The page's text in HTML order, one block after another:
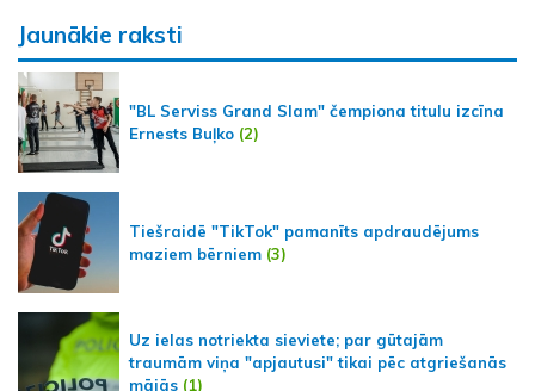
Jaunākie raksti
"BL Serviss Grand Slam" čempiona titulu izcīna
Ernests Buļko (2)
Tiešraidē "TikTok" pamanīts apdraudējums
maziem bērniem (3)
Uz ielas notriekta sieviete; par gūtajām
traumām viņa "apjautusi" tikai pēc atgriešanās
mājās (1)